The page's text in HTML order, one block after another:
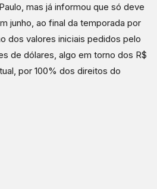
mas já informou que só deve
junho, ao final da temporada por
dos valores iniciais pedidos pelo
de dólares, algo em torno dos R$
por 100% dos direitos do